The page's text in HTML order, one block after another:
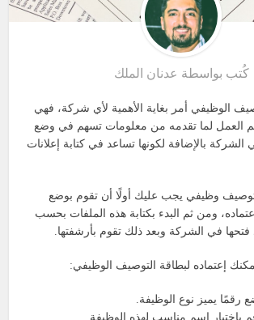
كُتب بواسطة عدنان الملك
الوظيفي أمر بغاية الأهمية لأي شركة، فهي
العمل لما تقدمه من معلومات تسهم في وضع
الشركة بالإضافة لكونها تساعد في كتابة إعلانات
توصيف وظيفي يجب عليك أولًا أن تقوم بوضع
ومن ثم البدء بكتابة هذه الملفات بحسب
فتحها في الشركة وبعد ذلك تقوم بأرشفتها.
إعتماده لبطاقة التوصيف الوظيفي:
رقمًا يميز نوع الوظيفة.
باختيار اسم مناسب لهذه الوظيفة.